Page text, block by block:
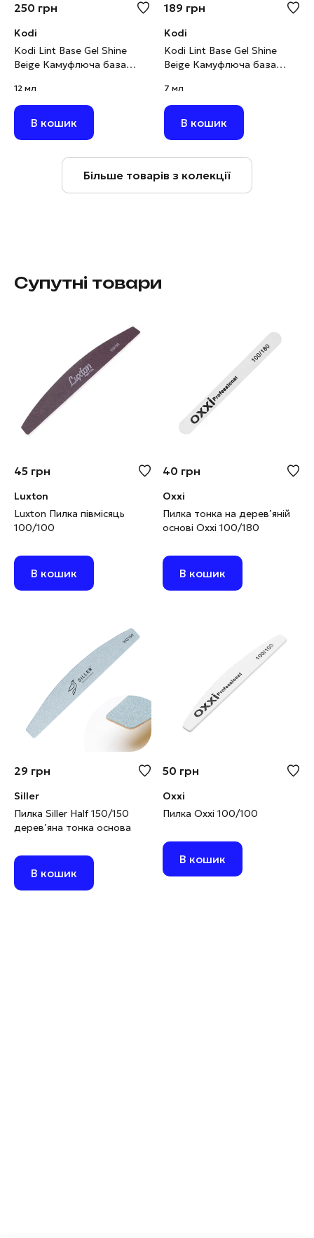
250 грн
Kodi
Kodi Lint Base Gel Shine
Beige Камуфлюча база
шимером, 12 мл
12 мл
В кошик
189 грн
Kodi
Kodi Lint Base Gel Shine
Beige Камуфлюча база
шимером, 7 мл
7 мл
В кошик
Більше товарів з колекції
Супутні товари
45 грн
Luxton
Luxton Пилка півмісяць
100/100
В кошик
40 грн
Oxxi
Пилка тонка на дерев’яній
основі Oxxi 100/180
В кошик
29 грн
Siller
Пилка Siller Half 150/150
дерев’яна тонка основа
В кошик
50 грн
Oxxi
Пилка Oxxi 100/100
В кошик